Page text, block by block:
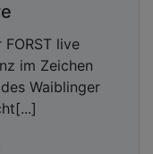
live
im Zeichen
Waiblinger